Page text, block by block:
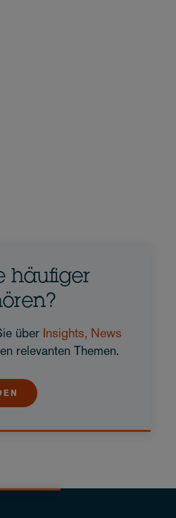
häufiger
über Insights, News
relevanten Themen.